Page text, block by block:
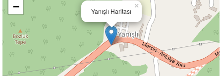
Yanışlı Haritası
×
−